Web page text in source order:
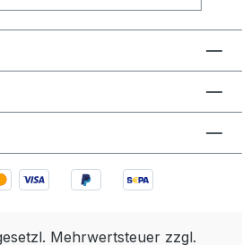
Mehrwertsteuer zzgl.